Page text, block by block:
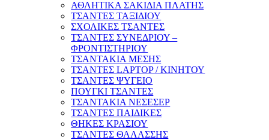
ΑΘΛΗΤΙΚΑ ΣΑΚΙΔΙΑ ΠΛΑΤΗΣ
ΤΣΑΝΤΕΣ ΤΑΞΙΔΙΟΥ
ΣΧΟΛΙΚΕΣ ΤΣΑΝΤΕΣ
ΤΣΑΝΤΕΣ ΣΥΝΕΔΡΙΟΥ –
ΦΡΟΝΤΙΣΤΗΡΙΟΥ
ΤΣΑΝΤΑΚΙΑ ΜΕΣΗΣ
ΤΣΑΝΤΕΣ LAPTOP / ΚΙΝΗΤΟΥ
ΤΣΑΝΤΕΣ ΨΥΓΕΙΟ
ΠΟΥΓΚΙ ΤΣΑΝΤΕΣ
ΤΣΑΝΤΑΚΙΑ ΝΕΣΕΣΕΡ
ΤΣΑΝΤΕΣ ΠΑΙΔΙΚΕΣ
ΘΗΚΕΣ ΚΡΑΣΙΟΥ
ΤΣΑΝΤΕΣ ΘΑΛΑΣΣΗΣ